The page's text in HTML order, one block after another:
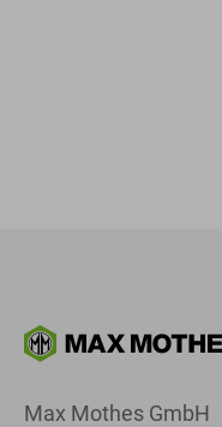
Max Mothes GmbH